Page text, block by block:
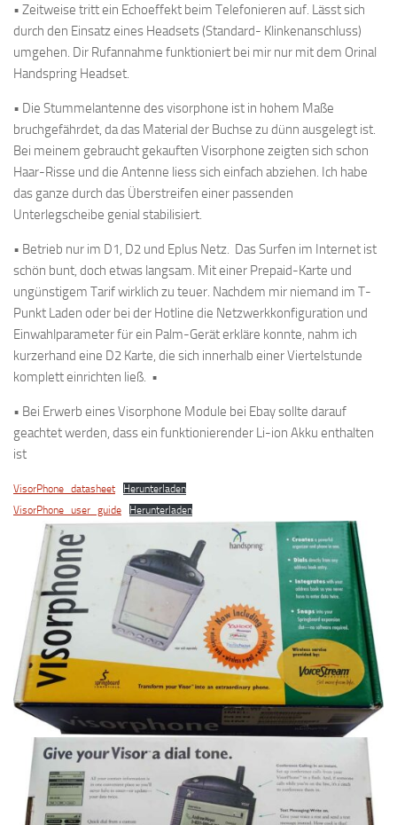
• Zeitweise tritt ein Echoeffekt beim Telefonieren auf. Lässt sich
durch den Einsatz eines Headsets (Standard- Klinkenanschluss)
umgehen. Dir Rufannahme funktioniert bei mir nur mit dem Orinal
Handspring Headset.
• Die Stummelantenne des visorphone ist in hohem Maße
bruchgefährdet, da das Material der Buchse zu dünn ausgelegt ist.
Bei meinem gebraucht gekauften Visorphone zeigten sich schon
Haar-Risse und die Antenne liess sich einfach abziehen. Ich habe
das ganze durch das Überstreifen einer passenden
Unterlegscheibe genial stabilisiert.
• Betrieb nur im D1, D2 und Eplus Netz. Das Surfen im Internet ist
schön bunt, doch etwas langsam. Mit einer Prepaid-Karte und
ungünstigem Tarif wirklich zu teuer. Nachdem mir niemand im T-
Punkt Laden oder bei der Hotline die Netzwerkkonfiguration und
Einwahlparameter für ein Palm-Gerät erkläre konnte, nahm ich
kurzerhand eine D2 Karte, die sich innerhalb einer Viertelstunde
komplett einrichten ließ. •
• Bei Erwerb eines Visorphone Module bei Ebay sollte darauf
geachtet werden, dass ein funktionierender Li-ion Akku enthalten
ist
VisorPhone_datasheet
Herunterladen
VisorPhone_user_guide
Herunterladen